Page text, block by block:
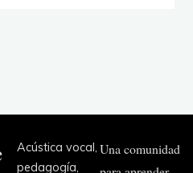
Acústica vocal,
pedagogía,
Una comunidad